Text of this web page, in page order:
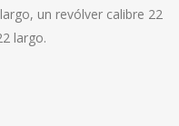
un revólver calibre 22
largo.